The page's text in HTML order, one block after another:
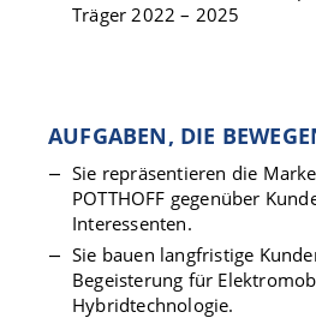
Träger 2022– 2025
AUFGABEN, DIE
Sie repräsentieren die
POTTHOFF gegenüber
Interessenten.
Sie bauen langfristige
Begeisterung für
Hybridtechnologie.